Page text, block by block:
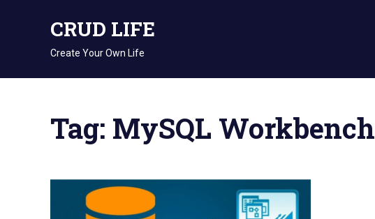
CRUD LIFE
Create Your Own Life
Tag: MySQL Workbench